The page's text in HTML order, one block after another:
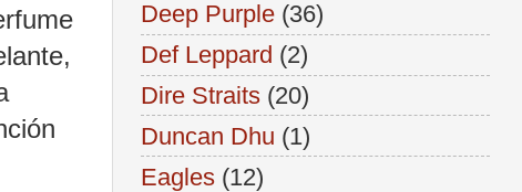
Deep Purple (36)
Def Leppard (2)
Dire Straits (20)
Duncan Dhu (1)
Eagles (12)